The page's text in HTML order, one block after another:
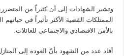
وتشير الشهادات إلى أن كثيراً من
الممتلكات القضية الأكثر تأثيراً في حياتهم
بالأمن الاقتصادي والاجتماعي للعائلات.
أفاد عدد من الشهود بأنّ العودة إلى